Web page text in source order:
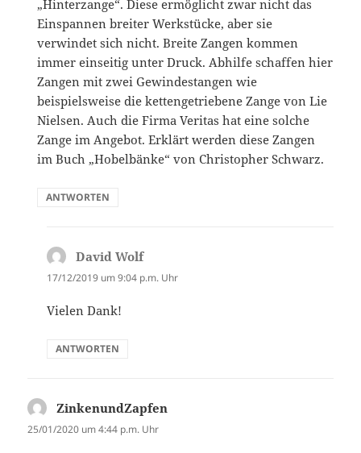
„Hinterzange“. Diese ermöglicht zwar nicht das
Einspannen breiter Werkstücke, aber sie
verwindet sich nicht. Breite Zangen kommen
immer einseitig unter Druck. Abhilfe schaffen hier
Zangen mit zwei Gewindestangen wie
beispielsweise die kettengetriebene Zange von Lie
Nielsen. Auch die Firma Veritas hat eine solche
Zange im Angebot. Erklärt werden diese Zangen
im Buch „Hobelbänke“ von Christopher Schwarz.
ANTWORTEN
David Wolfsagt:
17/12/2019 um 9:04 p.m. Uhr
Vielen Dank!
ANTWORTEN
ZinkenundZapfen
25/01/2020 um 4:44 p.m. Uhr